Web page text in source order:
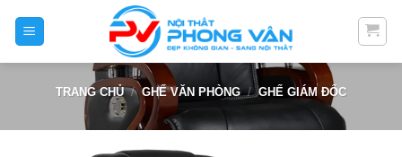
TRANG CHỦ / GHẾ VĂN PHÒNG / GHẾ GIÁM ĐỐC